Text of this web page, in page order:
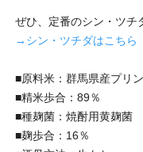
ぜひ、定番のシン・ツチ
→シン・ツチダはこちら
■原料米：群馬県産プリ
■精米歩合：89％
■種麹菌：焼酎用黄麹菌
■麹歩合：16％